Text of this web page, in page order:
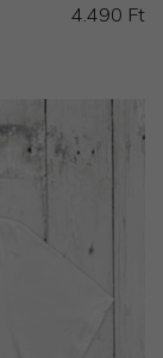
4.490 Ft